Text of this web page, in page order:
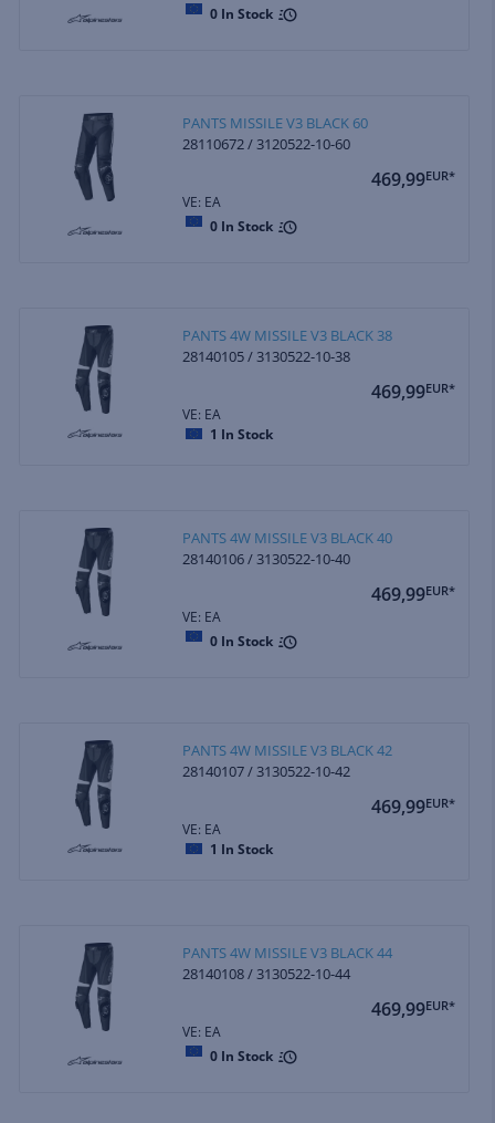
0 In Stock
PANTS MISSILE V3 BLACK 60
28110672 / 3120522-10-60
469,99EUR*
VE: EA
0 In Stock
PANTS 4W MISSILE V3 BLACK 38
28140105 / 3130522-10-38
469,99EUR*
VE: EA
1 In Stock
PANTS 4W MISSILE V3 BLACK 40
28140106 / 3130522-10-40
469,99EUR*
VE: EA
0 In Stock
PANTS 4W MISSILE V3 BLACK 42
28140107 / 3130522-10-42
469,99EUR*
VE: EA
1 In Stock
PANTS 4W MISSILE V3 BLACK 44
28140108 / 3130522-10-44
469,99EUR*
VE: EA
0 In Stock